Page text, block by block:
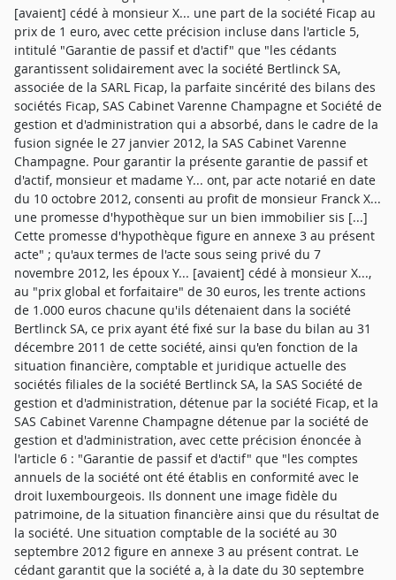
[avaient] cédé à monsieur X... une part de la société Ficap au
prix de 1 euro, avec cette précision incluse dans l'article 5,
intitulé "Garantie de passif et d'actif" que "les cédants
garantissent solidairement avec la société Bertlinck SA,
associée de la SARL Ficap, la parfaite sincérité des bilans des
sociétés Ficap, SAS Cabinet Varenne Champagne et Société de
gestion et d'administration qui a absorbé, dans le cadre de la
fusion signée le 27 janvier 2012, la SAS Cabinet Varenne
Champagne. Pour garantir la présente garantie de passif et
d'actif, monsieur et madame Y... ont, par acte notarié en date
du 10 octobre 2012, consenti au profit de monsieur Franck X...
une promesse d'hypothèque sur un bien immobilier sis [...]
Cette promesse d'hypothèque figure en annexe 3 au présent
acte" ; qu'aux termes de l'acte sous seing privé du 7
novembre 2012, les époux Y... [avaient] cédé à monsieur X...,
au "prix global et forfaitaire" de 30 euros, les trente actions
de 1.000 euros chacune qu'ils détenaient dans la société
Bertlinck SA, ce prix ayant été fixé sur la base du bilan au 31
décembre 2011 de cette société, ainsi qu'en fonction de la
situation financière, comptable et juridique actuelle des
sociétés filiales de la société Bertlinck SA, la SAS Société de
gestion et d'administration, détenue par la société Ficap, et la
SAS Cabinet Varenne Champagne détenue par la société de
gestion et d'administration, avec cette précision énoncée à
l'article 6 : "Garantie de passif et d'actif" que "les comptes
annuels de la société ont été établis en conformité avec le
droit luxembourgeois. Ils donnent une image fidèle du
patrimoine, de la situation financière ainsi que du résultat de
la société. Une situation comptable de la société au 30
septembre 2012 figure en annexe 3 au présent contrat. Le
cédant garantit que la société a, à la date du 30 septembre